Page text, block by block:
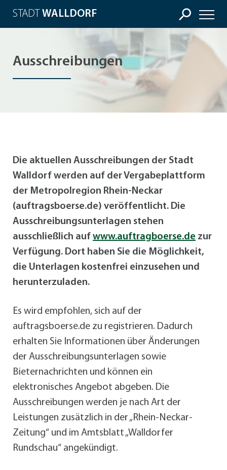
STADT WALLDORF
Ausschreibungen
Die aktuellen Ausschreibungen der Stadt
Walldorf werden auf der Vergabeplattform
der Metropolregion Rhein-Neckar
(auftragsboerse.de) veröffentlicht. Die
Ausschreibungsunterlagen stehen
ausschließlich auf www.auftragboerse.de zur
Verfügung. Dort haben Sie die Möglichkeit,
die Unterlagen kostenfrei einzusehen und
herunterzuladen.
Es wird empfohlen, sich auf der
auftragsboerse.de zu registrieren. Dadurch
erhalten Sie Informationen über Änderungen
der Ausschreibungsunterlagen sowie
Bieternachrichten und können ein
elektronisches Angebot abgeben. Die
Ausschreibungen werden je nach Art der
Leistungen zusätzlich in der „Rhein-Neckar-
Zeitung“ und im Amtsblatt „Walldorfer
Rundschau“ angekündigt.